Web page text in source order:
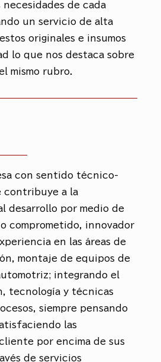
necesidades de cada
un servicio de alta
originales e insumos
lo que nos destaca sobre
mismo rubro.
con sentido técnico-
contribuye a la
desarrollo por medio de
comprometido, innovador
en las áreas de
montaje de equipos de
integrando el
tecnología y técnicas
siempre pensando
las
por encima de sus
de servicios